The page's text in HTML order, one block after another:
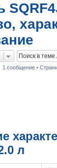
1 сообщение •
л